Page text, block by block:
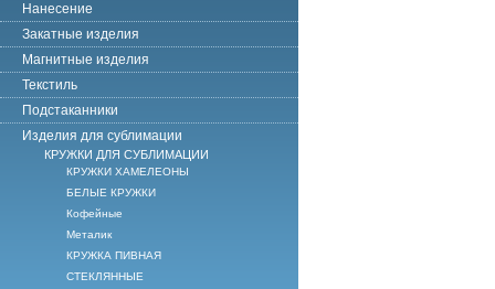
Нанесение
Закатные изделия
Магнитные изделия
Текстиль
Подстаканники
Изделия для сублимации
КРУЖКИ ДЛЯ СУБЛИМАЦИИ
КРУЖКИ ХАМЕЛЕОНЫ
БЕЛЫЕ КРУЖКИ
Кофейные
Металик
КРУЖКА ПИВНАЯ
СТЕКЛЯННЫЕ